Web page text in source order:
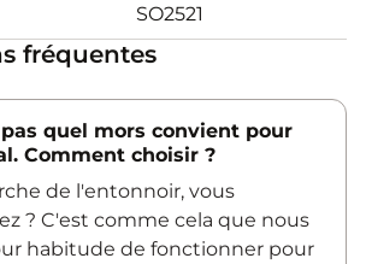
SO2521
fréquentes
quel mors convient pour
Comment choisir ?
de l'entonnoir, vous
? C'est comme cela que nous
habitude de fonctionner pour